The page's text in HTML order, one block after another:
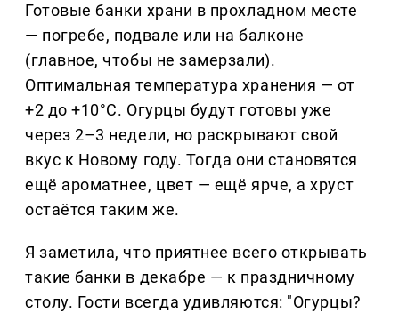
Готовые банки храни в прохладном месте
— погребе, подвале или на балконе
(главное, чтобы не замерзали).
Оптимальная температура хранения — от
+2 до +10°C. Огурцы будут готовы уже
через 2–3 недели, но раскрывают свой
вкус к Новому году. Тогда они становятся
ещё ароматнее, цвет — ещё ярче, а хруст
остаётся таким же.
Я заметила, что приятнее всего открывать
такие банки в декабре — к праздничному
столу. Гости всегда удивляются: "Огурцы?